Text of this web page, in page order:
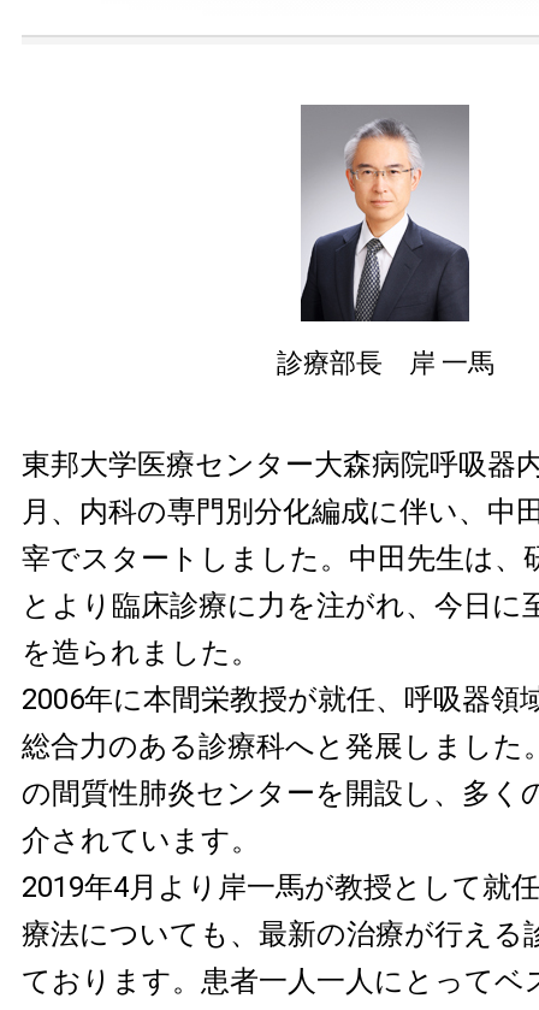
診療部長 岸 一馬
東邦大学医療センター大森病院呼吸器
月、内科の専門別分化編成に伴い、中
宰でスタートしました。中田先生は、
とより臨床診療に力を注がれ、今日に
を造られました。
2006年に本間栄教授が就任、呼吸器領
総合力のある診療科へと発展しました
の間質性肺炎センターを開設し、多く
介されています。
2019年4月より岸一馬が教授として就
療法についても、最新の治療が行える
ております。患者一人一人にとってベ